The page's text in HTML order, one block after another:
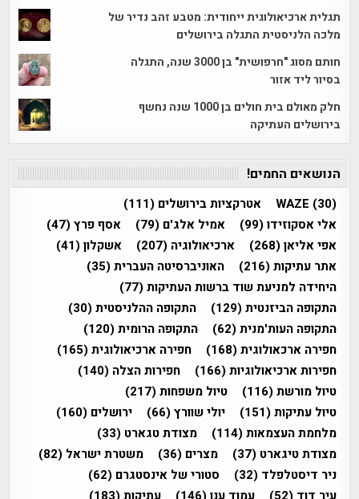
תגלית ארכיאולוגית ייחודית: מטבע זהב נדיר של
מלכה הלניסטית התגלה בירושלים
חותם מסוג "חרפושית" בן 3000 שנה, התגלה
בסיור ליד אזור
חלק מאולם בית חולים בן 1000 שנה נחשף
בירושלים העתיקה
הנושאים החמים!
WAZE (30) אטרקציות בירושלים (111)
אלי אסקוזידו(99) אמיל אלג'ם (79) אסף פרץ(47)
אפי אליאן(268) ארכיאולוגיה (207) אשקלון(41)
אתר עתיקות(216) האוניברסיטה העברית(35)
היחידה למניעת שוד ברשות העתיקות(77)
התקופה הביזנטית(129) התקופה ההלניסטית(30)
התקופה העות'מנית(62) התקופה הרומית(120)
חפירה ארכאולוגית(168) חפירה ארכיאולוגית(165)
חפירות ארכיאולוגיות(166) חפירות הצלה (140)
טיול מורשת(116) טיול משפחות(217)
טיול עתיקות(151) יולי שוורץ(66) ירושלים (160)
מלחמת העצמאות(114) מצודת טגארט (33)
מצודת טיגארט (37) מצרים (36) משטרת ישראל (82)
ניר דיסטלפלד (32) סטורי של אינסטגרם (62)